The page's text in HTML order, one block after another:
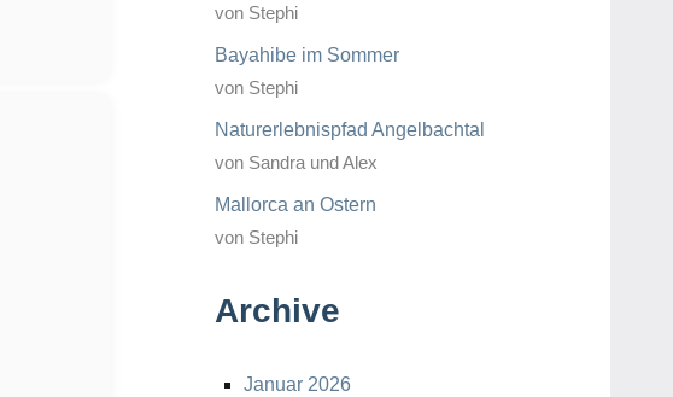
von Stephi
Bayahibe im Sommer
von Stephi
Naturerlebnispfad Angelbachtal
von Sandra und Alex
Mallorca an Ostern
von Stephi
Archive
Januar 2026